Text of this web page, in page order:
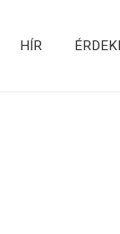
HÍR